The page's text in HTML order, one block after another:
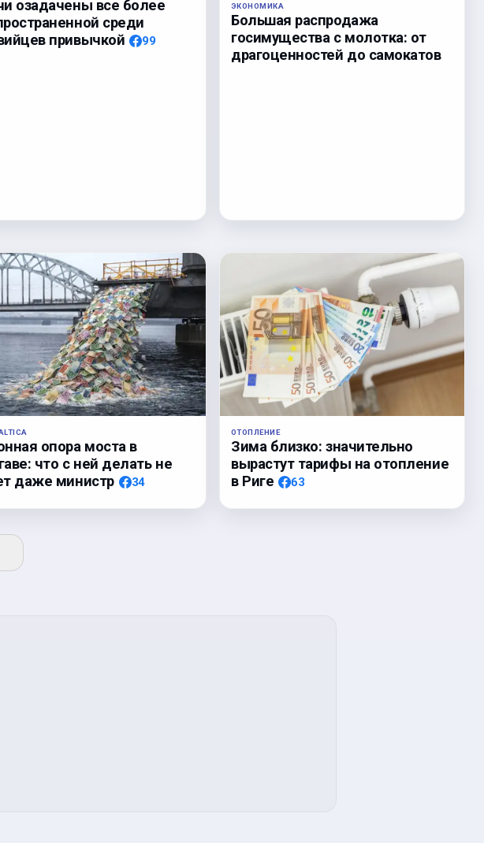
озадачены все более
среди
привычкой
99
ЭКОНОМИКА
Большая распродажа
госимущества с молотка: от
драгоценностей до самокатов
опора моста в
что с ней делать не
даже министр
34
ОТОПЛЕНИЕ
Зима близко: значительно
вырастут тарифы на отопление
в Риге
63